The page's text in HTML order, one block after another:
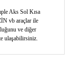
Aks Sol Kısa
vb araçlar ile
ve diğer
ulaşabilirsiniz.